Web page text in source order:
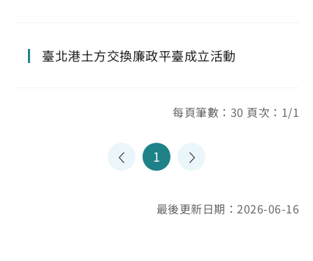
臺北港土方交換廉政平臺成立活動
每頁筆數：30 頁次：1/1
1
最後更新日期：2026-06-16